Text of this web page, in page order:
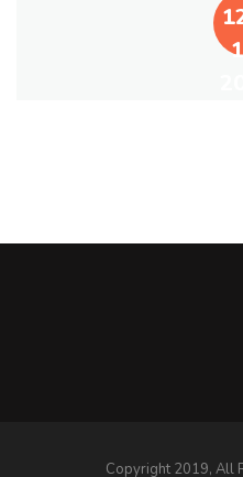
Copyright 2019, All